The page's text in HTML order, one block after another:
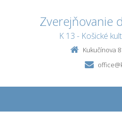
Zverejňovanie
K 13 - Košické
Kukučínova